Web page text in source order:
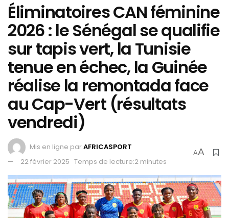
Éliminatoires CAN féminine
2026 : le Sénégal se qualifie
sur tapis vert, la Tunisie
tenue en échec, la Guinée
réalise la remontada face
au Cap-Vert (résultats
vendredi)
Mis en ligne parAFRICASPORT
22 février 2025 Temps de lecture:2 minutes
AA